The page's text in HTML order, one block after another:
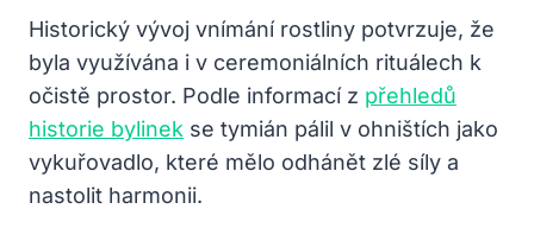
Historický vývoj vnímání rostliny potvrzuje, že
byla využívána i v ceremoniálních rituálech k
očistě prostor. Podle informací z přehledů
historie bylinek se tymián pálil v ohništích jako
vykuřovadlo, které mělo odhánět zlé síly a
nastolit harmonii.